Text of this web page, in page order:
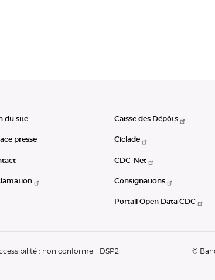
du site
presse
Caisse des Dépôts
Ciclade
CDC-Net
Consignations
Portail Open Data CDC
: non conforme
DSP2
©